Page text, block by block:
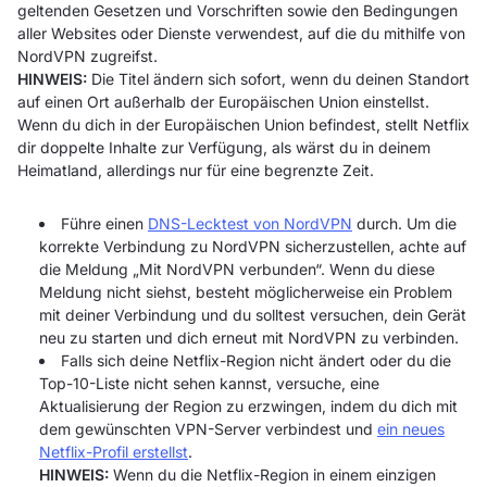
geltenden Gesetzen und Vorschriften sowie den Bedingungen
aller Websites oder Dienste verwendest, auf die du mithilfe von
NordVPN zugreifst.
HINWEIS: Die Titel ändern sich sofort, wenn du deinen Standort
auf einen Ort außerhalb der Europäischen Union einstellst.
Wenn du dich in der Europäischen Union befindest, stellt Netflix
dir doppelte Inhalte zur Verfügung, als wärst du in deinem
Heimatland, allerdings nur für eine begrenzte Zeit.
Führe einen DNS-Lecktest von NordVPN durch. Um die
korrekte Verbindung zu NordVPN sicherzustellen, achte auf
die Meldung „Mit NordVPN verbunden“. Wenn du diese
Meldung nicht siehst, besteht möglicherweise ein Problem
mit deiner Verbindung und du solltest versuchen, dein Gerät
neu zu starten und dich erneut mit NordVPN zu verbinden.
Falls sich deine Netflix-Region nicht ändert oder du die
Top-10-Liste nicht sehen kannst, versuche, eine
Aktualisierung der Region zu erzwingen, indem du dich mit
dem gewünschten VPN-Server verbindest und ein neues
Netflix-Profil erstellst.
HINWEIS: Wenn du die Netflix-Region in einem einzigen